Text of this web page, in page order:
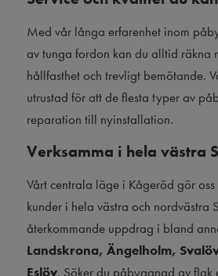
Med vår långa erfarenhet inom
av tunga fordon kan du alltid räkna
hållfasthet och trevligt bemötande.
utrustad för att de flesta typer av
reparation till nyinstallation.
Verksamma i hela västra
Vårt centrala läge i Kågeröd gör
kunder i hela västra och nordvästra
återkommande uppdrag i bland
Landskrona, Ängelholm,
Eslöv. Söker du påbyggnad av flak